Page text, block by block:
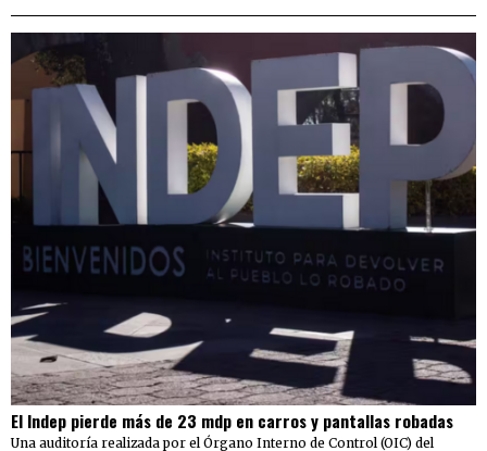
El Indep pierde más de 23 mdp en carros y pantallas robadas
Una auditoría realizada por el Órgano Interno de Control (OIC) del